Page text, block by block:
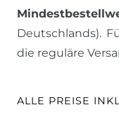
Deutschlands).
die reguläre
ALLE PREISE